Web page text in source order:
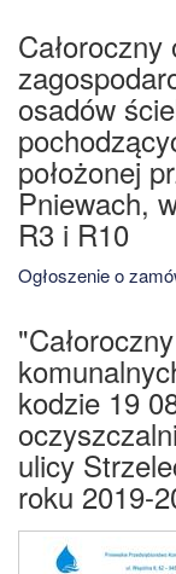
osadów
położonej
Pniewach,
R3 i R10
Ogłoszenie o
kodzie 19
ulicy
roku 2019-